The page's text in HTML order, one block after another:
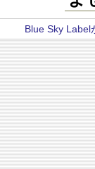
Blue Sky Label